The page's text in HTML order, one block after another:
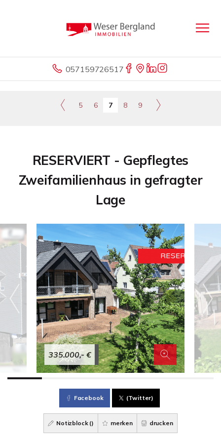
057159726517
5 6 7 8 9
RESERVIERT - Gepflegtes
Zweifamilienhaus in gefragter
Lage
335.000,- €
Facebook (Twitter)
Notizblock () merken drucken